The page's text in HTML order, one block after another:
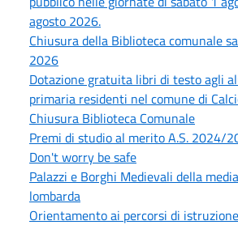
agosto 2026.
Chiusura della Biblioteca comunale
2026
Dotazione gratuita libri di testo agli
primaria residenti nel comune di
Chiusura Biblioteca Comunale
Premi di studio al merito A.S. 2024/
Don't worry be safe
Palazzi e Borghi Medievali della
lombarda
Orientamento ai percorsi di